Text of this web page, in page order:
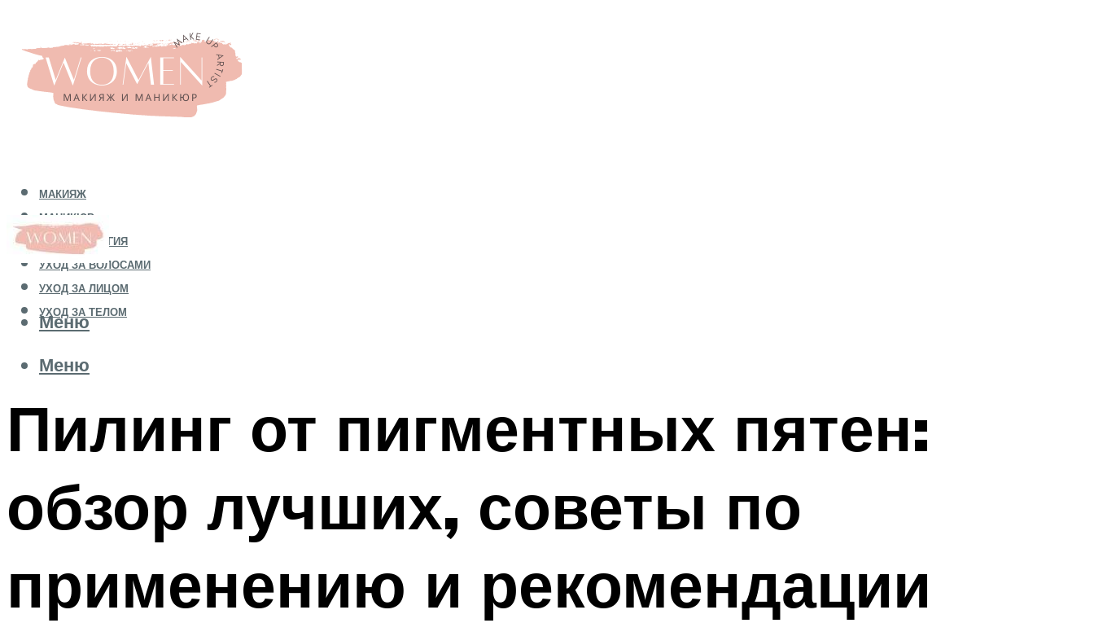
МАКИЯЖ
МАНИКЮР
КОСМЕТОЛОГИЯ
УХОД ЗА ВОЛОСАМИ
УХОД ЗА ЛИЦОМ
УХОД ЗА ТЕЛОМ
Меню
Меню
Пилинг от пигментных пятен:
обзор лучших, советы по
применению и рекомендации